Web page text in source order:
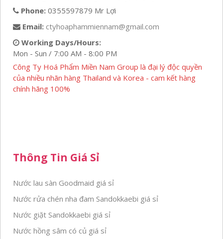
Phone: 0355597879 Mr Lợi
Email: ctyhoaphammiennam@gmail.com
Working Days/Hours:
Mon - Sun / 7:00 AM - 8:00 PM
Công Ty Hoá Phẩm Miền Nam Group là đại lý độc quyền
của nhiều nhãn hàng Thailand và Korea - cam kết hàng
chính hãng 100%
Thông Tin Giá Sỉ
Nước lau sàn Goodmaid giá sỉ
Nước rửa chén nha đam Sandokkaebi giá sỉ
Nước giặt Sandokkaebi giá sỉ
Nước hồng sâm có củ giá sỉ